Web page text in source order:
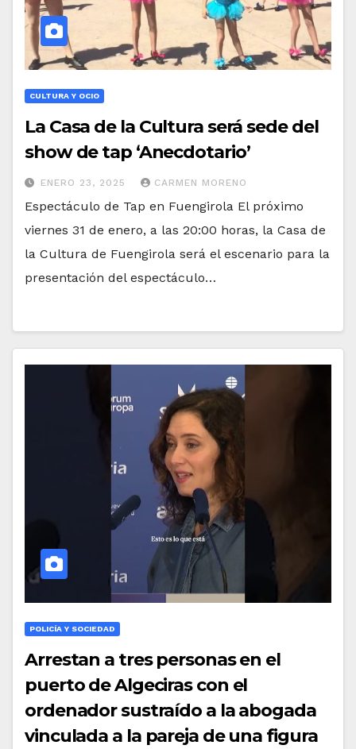
CULTURA Y OCIO
La Casa de la Cultura será sede del
show de tap ‘Anecdotario’
ENERO 23, 2025 CARMEN MORENO
Espectáculo de Tap en Fuengirola El próximo
viernes 31 de enero, a las 20:00 horas, la Casa de
la Cultura de Fuengirola será el escenario para la
presentación del espectáculo…
POLICÍA Y SOCIEDAD
Arrestan a tres personas en el
puerto de Algeciras con el
ordenador sustraído a la abogada
vinculada a la pareja de una figura